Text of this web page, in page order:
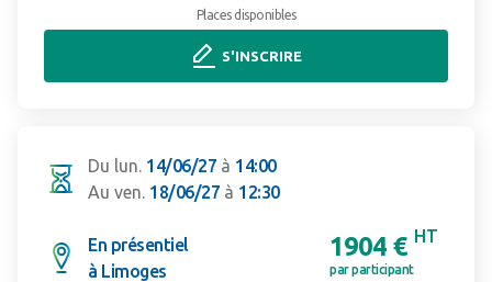
Places disponibles
S'INSCRIRE
Du lun. 14/06/27 à 14:00
Au ven. 18/06/27 à 12:30
En présentiel
à Limoges
1904 € HT
par participant